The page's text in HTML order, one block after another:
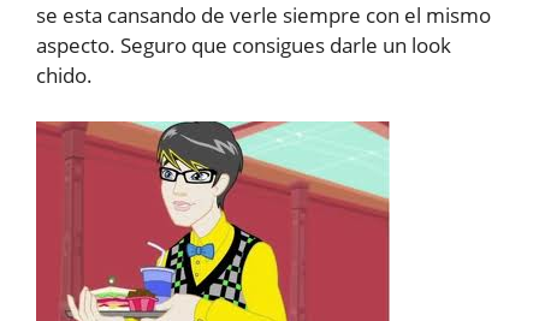
se esta cansando de verle siempre con el mismo
aspecto. Seguro que consigues darle un look
chido.